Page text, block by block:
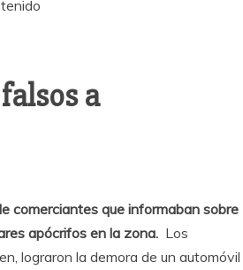
a
comerciantes que informaban sobre
apócrifos en la zona. Los
lograron la demora de un automóvil